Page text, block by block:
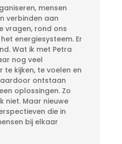
mensen
verbinden aan
vragen, rond ons
energiesysteem. Er
Wat ik met Petra
nog veel
te kijken, te voelen en
ontstaan
oplossingen. Zo
niet. Maar nieuwe
die in
bij elkaar